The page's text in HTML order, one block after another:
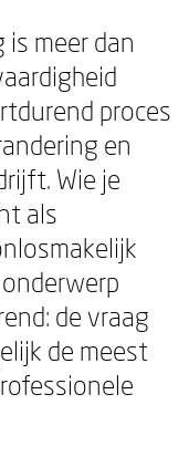
meer dan
proces
en
Wie je
als
de vraag
de meest